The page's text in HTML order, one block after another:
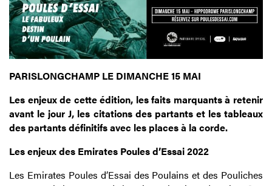
PARISLONGCHAMP LE DIMANCHE 15 MAI
Les enjeux de cette édition, les faits marquants à retenir
avant le jour J, les citations des partants et les tableaux
des partants définitifs avec les places à la corde.
Les enjeux des Emirates Poules d’Essai 2022
Les Emirates Poules d’Essai des Poulains et des Pouliches